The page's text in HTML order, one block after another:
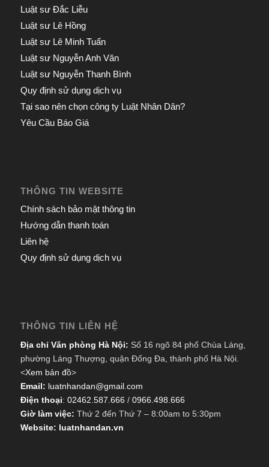
Luật sư Đắc Liễu
Luật sư Lê Hồng
Luật sư Lê Minh Tuấn
Luật sư Nguyễn Anh Văn
Luật sư Nguyễn Thanh Bình
Quy định sử dụng dịch vụ
Tại sao nên chọn công ty Luật Nhân Dân?
Yêu Cầu Báo Giá
THÔNG TIN WEBSITE
Chính sách bảo mật thông tin
Hướng dẫn thanh toán
Liên hệ
Quy định sử dụng dịch vụ
THÔNG TIN LIÊN HỆ
Địa chỉ Văn phòng Hà Nội: Số 16 ngõ 84 phố Chùa Láng,
phường Láng Thượng, quận Đống Đa, thành phố Hà Nội.
<Xem bản đồ>
Email: luatnhandan@gmail.com
Điện thoại: 02462.587.666 / 0966.498.666
Giờ làm việc: Thứ 2 đến Thứ 7 – 8:00am to 5:30pm
Website: luatnhandan.vn